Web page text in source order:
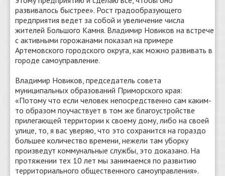
развивалось быстрее». Рост градообразующего
предприятия ведет за собой и увеличение числа
жителей Большого Камня. Владимир Новиков на встрече
с активными горожанами показал на примере
Артемовского городского округа, как можно развивать в
городе самоуправление.
Владимир Новиков, председатель совета
муниципальных образований Приморского края:
«Потому что если человек непосредственно сам каким-
то образом поучаствует в том же благоустройстве
прилегающей территории к своему дому, либо на своей
улице, то, я вас уверяю, что это сохранится на гораздо
большее количество времени, нежели там уборку
произведут коммунальные службы, это доказано. На
протяжении тех 10 лет мы занимаемся по развитию
территориального общественного самоуправления».